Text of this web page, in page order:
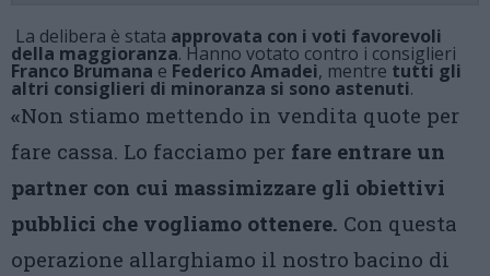
La delibera è stata approvata con i voti favorevoli
della maggioranza. Hanno votato contro i consiglieri
Franco Brumana e Federico Amadei, mentre tutti gli
altri consiglieri di minoranza si sono astenuti.
«Non stiamo mettendo in vendita quote per
fare cassa. Lo facciamo per fare entrare un
partner con cui massimizzare gli obiettivi
pubblici che vogliamo ottenere. Con questa
operazione allarghiamo il nostro bacino di